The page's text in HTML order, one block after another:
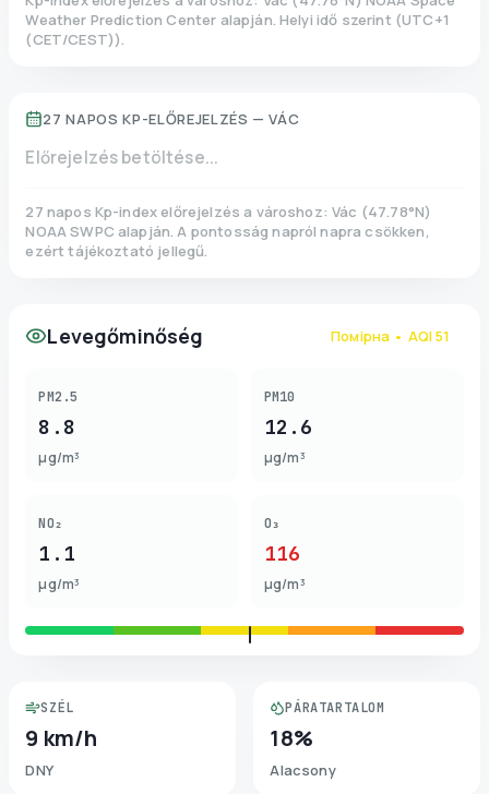
Weather Prediction Center alapján. Helyi idő szerint (UTC+1
(CET/CEST)).
27 NAPOS KP-ELŐREJELZÉS — VÁC
Előrejelzés betöltése...
27 napos Kp-index előrejelzés a városhoz: Vác (47.78°N)
NOAA SWPC alapján. A pontosság napról napra csökken,
ezért tájékoztató jellegű.
Levegőminőség Помірна • AQI51
PM2.5
8.8
µg/m³
PM10
12.6
µg/m³
NO₂
1.1
µg/m³
O₃
116
µg/m³
SZÉL
9 km/h
DNY
PÁRATARTALOM
18%
Alacsony